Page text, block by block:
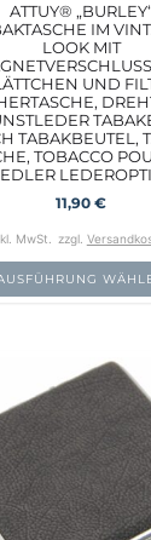
ATTUY® „BURLEY“
IM
LOOK MIT
UND
TABAKBEUTEL,
TOBACCO
EDLER
11,90€
MwSt. zzgl.